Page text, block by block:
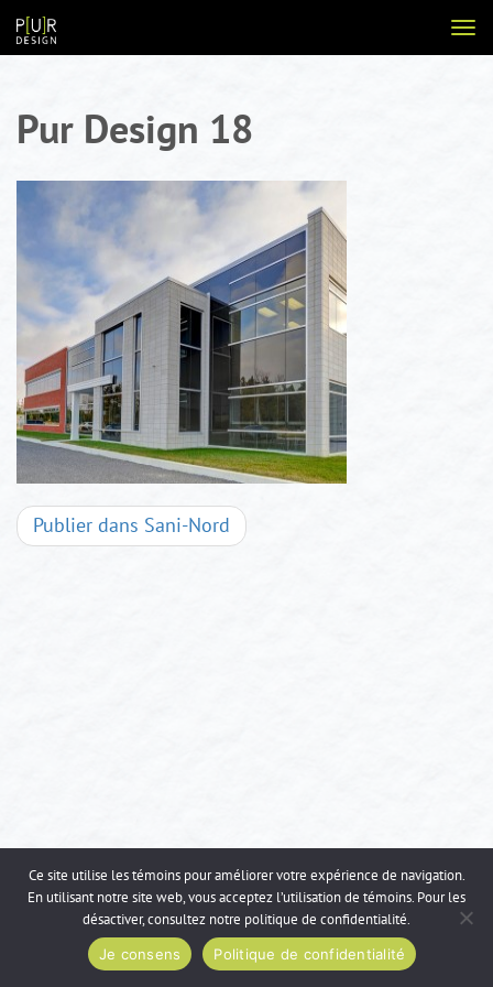
contenu
Pur Design 18
Navigation
Publier dans Sani-Nord
Voir
Ce site utilise les témoins pour améliorer votre expérience de navigation.
En utilisant notre site web, vous acceptez l’utilisation de témoins. Pour les
désactiver, consultez notre politique de confidentialité.
Je consens
Politique de confidentialité